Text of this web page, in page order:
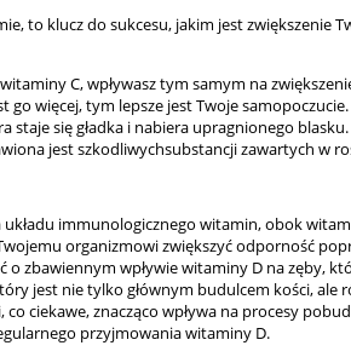
to klucz do sukcesu, jakim jest zwiększenie
C, wpływasz tym samym na
więcej, tym lepsze jest Twoje
się gładka i nabiera upragnionego
jest szkodliwychsubstancji zawartych w
immunologicznego witamin, obok
organizmowi zwiększyć odporność
o zbawiennym wpływie witaminy D na zęby,
jest nie tylko głównym budulcem kości, ale
ciekawe, znacząco wpływa na procesy
przyjmowania witaminy D.